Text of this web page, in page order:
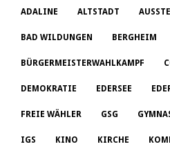
ADALINE ALTSTADT
BAD WILDUNGEN BERGHEIM
BÜRGERMEISTERWAHLKAMPF
DEMOKRATIE EDERSEE
FREIE WÄHLER GSG
IGS KINO KIRCHE